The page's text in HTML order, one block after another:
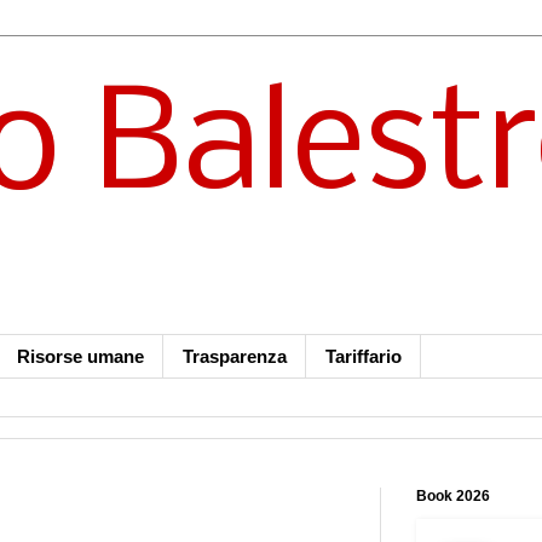
Risorse umane Trasparenza Tariffario
Book 2026